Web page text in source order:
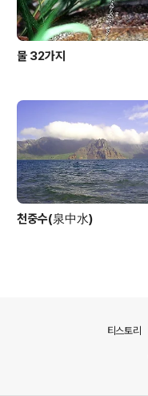
물 32가지
천중수(泉中水)
티스토리